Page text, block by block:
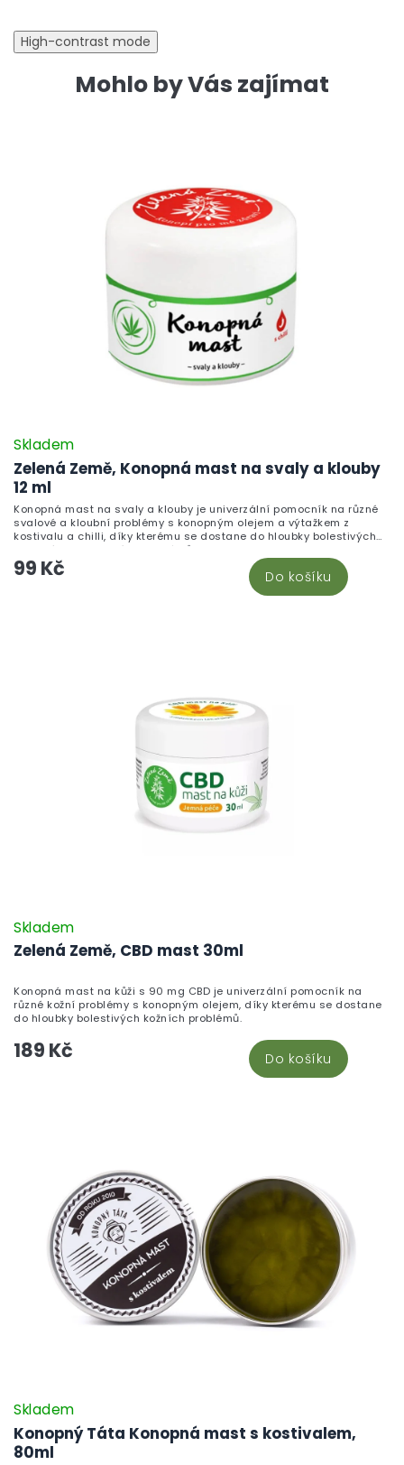
High-contrast mode
Mohlo by Vás zajímat
Zelená Země, Konopná mast na svaly a klouby
12 ml
Skladem
99 Kč Do košíku
Konopná mast na svaly a klouby je univerzální pomocník na různé
svalové a kloubní problémy s konopným olejem a výtažkem z
kostivalu a chilli, díky kterému se dostane do hloubky bolestivých
svalových a kloubních problémů.
Zelená Země, CBD mast 30ml
Skladem
189 Kč Do košíku
Konopná mast na kůži s 90 mg CBD je univerzální pomocník na
různé kožní problémy s konopným olejem, díky kterému se dostane
do hloubky bolestivých kožních problémů.
Konopný Táta Konopná mast s kostivalem,
80ml
Skladem